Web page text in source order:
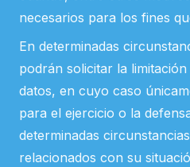
necesarios para los fines
En determinadas
podrán solicitar la
datos, en cuyo caso
para el ejercicio o la
determinadas
relacionados con su